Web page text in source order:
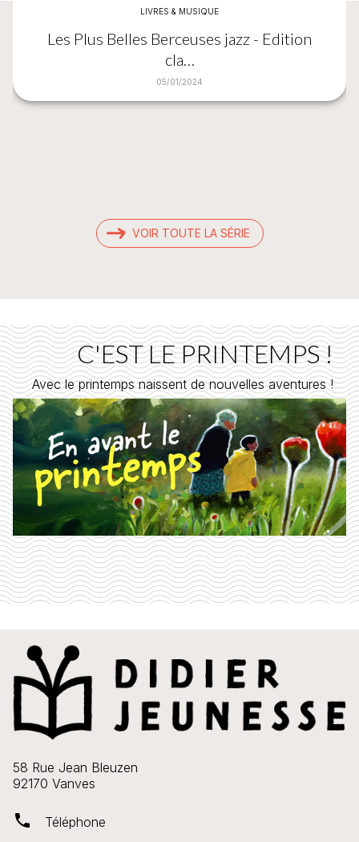
LIVRES & MUSIQUE
Les Plus Belles Berceuses jazz - Edition
cla…
05/01/2024
VOIR TOUTE LA SÉRIE
C'EST LE PRINTEMPS !
Avec le printemps naissent de nouvelles aventures !
58 Rue Jean Bleuzen
92170 Vanves
phone Téléphone